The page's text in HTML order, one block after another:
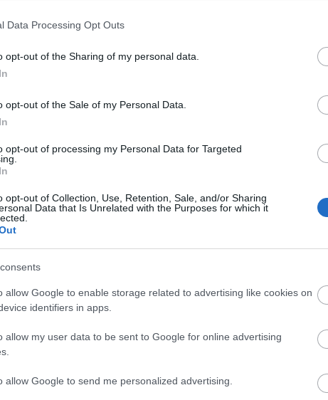
Data Processing Opt Outs
opt-out of the Sharing of my personal data.
opt-out of the Sale of my Personal Data.
opt-out of processing my Personal Data for Targeted
opt-out of Collection, Use, Retention, Sale, and/or Sharing
Data that Is Unrelated with the Purposes for which it
allow Google to enable storage related to advertising like cookies on
identifiers in apps.
allow my user data to be sent to Google for online advertising
allow Google to send me personalized advertising.
a különböző magyar, orosz és japán dalokkal is.
A hideg gyermeketkétszer, míg a Schilling Árpád
háromszor adják elő. Szombat este a SzínészTáncZenekar